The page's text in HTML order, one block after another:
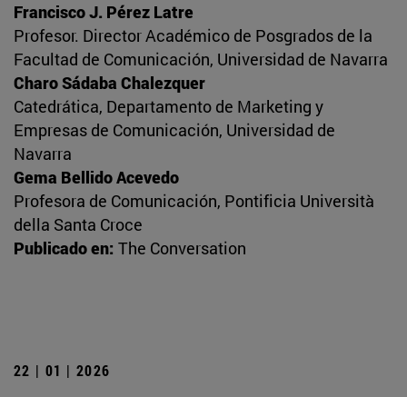
Francisco J. Pérez Latre
Profesor. Director Académico de Posgrados de la
Facultad de Comunicación, Universidad de Navarra
Charo Sádaba Chalezquer
Catedrática, Departamento de Marketing y
Empresas de Comunicación, Universidad de
Navarra
Gema Bellido Acevedo
Profesora de Comunicación, Pontificia Università
della Santa Croce
Publicado en: The Conversation
22 | 01 | 2026